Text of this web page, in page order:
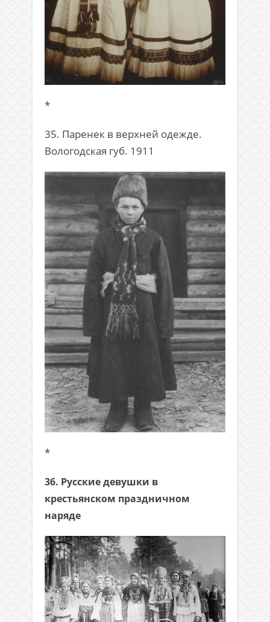
*
35. Паренек в верхней одежде.
Вологодская губ. 1911
*
36. Русские девушки в
крестьянском праздничном
наряде